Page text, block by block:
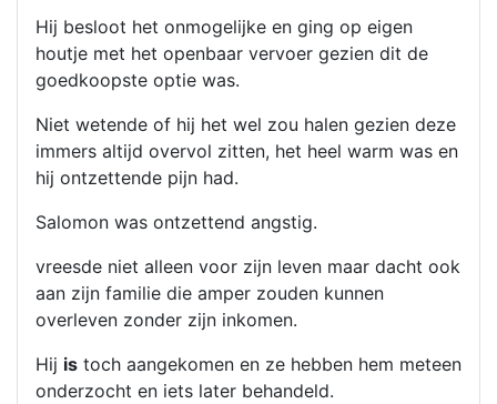
Hij besloot het onmogelijke en ging op eigen
houtje met het openbaar vervoer gezien dit de
goedkoopste optie was.
Niet wetende of hij het wel zou halen gezien deze
immers altijd overvol zitten, het heel warm was en
hij ontzettende pijn had.
Salomon was ontzettend angstig.
vreesde niet alleen voor zijn leven maar dacht ook
aan zijn familie die amper zouden kunnen
overleven zonder zijn inkomen.
Hij is toch aangekomen en ze hebben hem meteen
onderzocht en iets later behandeld.